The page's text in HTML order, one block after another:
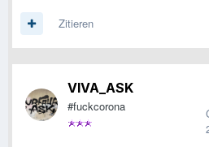
Zitieren
VIVA_ASK
#fuckcorona